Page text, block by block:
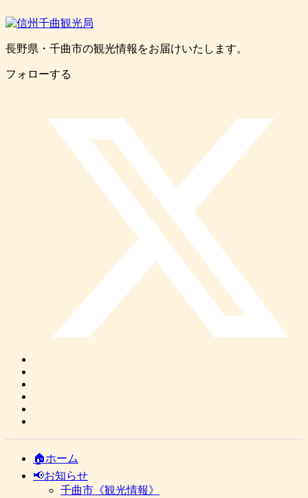
長野県・千曲市の観光情報をお届けいたします。
フォローする
🏠ホーム
📢お知らせ
千曲市《観光情報》